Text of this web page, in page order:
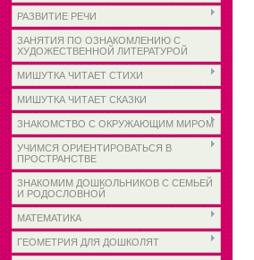
РАЗВИТИЕ РЕЧИ
ЗАНЯТИЯ ПО ОЗНАКОМЛЕНИЮ С
ХУДОЖЕСТВЕННОЙ ЛИТЕРАТУРОЙ
МИШУТКА ЧИТАЕТ СТИХИ
МИШУТКА ЧИТАЕТ СКАЗКИ
ЗНАКОМСТВО С ОКРУЖАЮЩИМ МИРОМ
УЧИМСЯ ОРИЕНТИРОВАТЬСЯ В
ПРОСТРАНСТВЕ
ЗНАКОМИМ ДОШКОЛЬНИКОВ С СЕМЬЕЙ
И РОДОСЛОВНОЙ
МАТЕМАТИКА
ГЕОМЕТРИЯ ДЛЯ ДОШКОЛЯТ